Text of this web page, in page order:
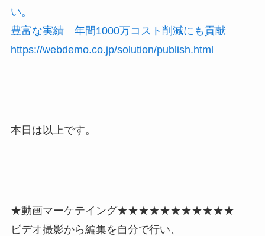
い。
豊富な実績 年間1000万コスト削減にも貢献
https://webdemo.co.jp/solution/publish.html
本日は以上です。
★動画マーケテイング★★★★★★★★★★★
ビデオ撮影から編集を自分で行い、